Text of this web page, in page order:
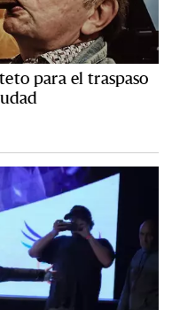
para el traspaso